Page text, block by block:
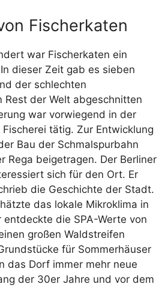
Fischerkaten
war Fischerkaten ein
dieser Zeit gab es sieben
der schlechten
Rest der Welt abgeschnitten
war vorwiegend in der
tätig. Zur Entwicklung
Bau der Schmalspurbahn
Rega beigetragen. Der Berliner
sich für den Ort. Er
die Geschichte der Stadt.
das lokale Mikroklima in
entdeckte die SPA-Werte von
großen Waldstreifen
für Sommerhäuser
das Dorf immer mehr neue
der 30er Jahre und vor dem